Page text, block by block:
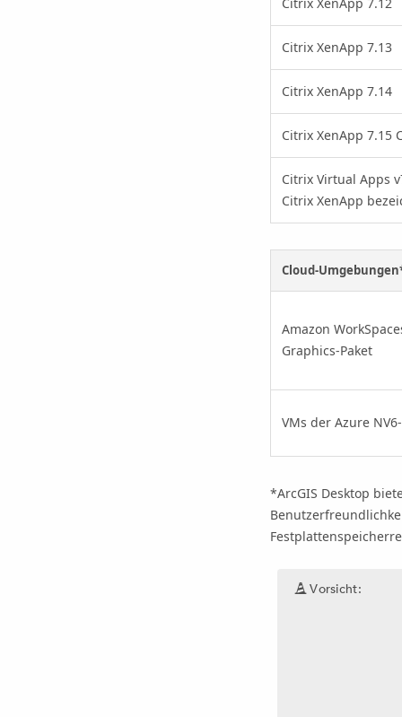
Citrix XenApp 7.12
Citrix XenApp 7.13
Citrix XenApp 7.14
Citrix XenApp 7.15
Citrix Virtual Apps
Citrix XenApp
Cloud-
Amazon
Graphics-Paket
VMs der Azure
*ArcGIS Desktop
Vorsicht: